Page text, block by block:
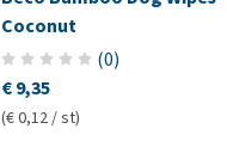
Coconut
(0)
€ 9,35
(€ 0,12 / st)